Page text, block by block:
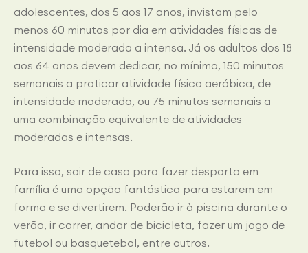
adolescentes, dos 5 aos 17 anos, invistam pelo
menos 60 minutos por dia em atividades físicas de
intensidade moderada a intensa. Já os adultos dos 18
aos 64 anos devem dedicar, no mínimo, 150 minutos
semanais a praticar atividade física aeróbica, de
intensidade moderada, ou 75 minutos semanais a
uma combinação equivalente de atividades
moderadas e intensas.
Para isso, sair de casa para fazer desporto em
família é uma opção fantástica para estarem em
forma e se divertirem. Poderão ir à piscina durante o
verão, ir correr, andar de bicicleta, fazer um jogo de
futebol ou basquetebol, entre outros.